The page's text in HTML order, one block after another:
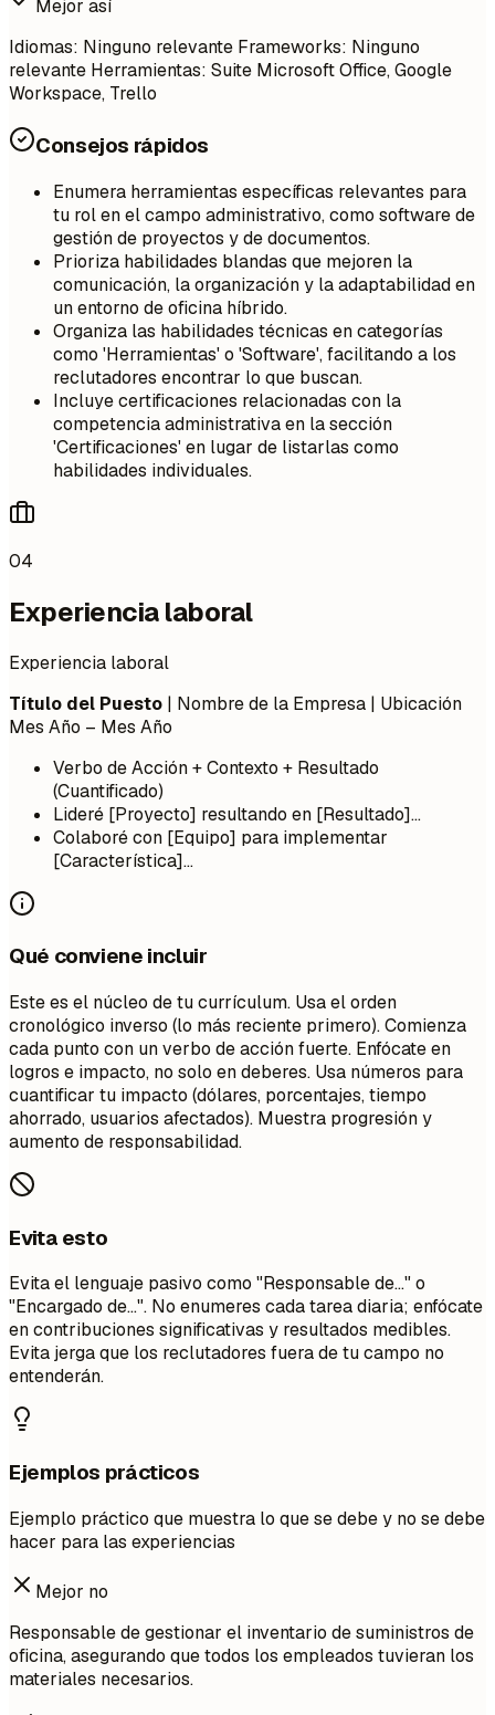
Mejor así
Idiomas: Ninguno relevante Frameworks: Ninguno
relevante Herramientas: Suite Microsoft Office, Google
Workspace, Trello
Consejos rápidos
Enumera herramientas específicas relevantes para
tu rol en el campo administrativo, como software de
gestión de proyectos y de documentos.
Prioriza habilidades blandas que mejoren la
comunicación, la organización y la adaptabilidad en
un entorno de oficina híbrido.
Organiza las habilidades técnicas en categorías
como 'Herramientas' o 'Software', facilitando a los
reclutadores encontrar lo que buscan.
Incluye certificaciones relacionadas con la
competencia administrativa en la sección
'Certificaciones' en lugar de listarlas como
habilidades individuales.
04
Experiencia laboral
Experiencia laboral
Título del Puesto | Nombre de la Empresa | Ubicación
Mes Año – Mes Año
Verbo de Acción + Contexto + Resultado
(Cuantificado)
Lideré [Proyecto] resultando en [Resultado]...
Colaboré con [Equipo] para implementar
[Característica]...
Qué conviene incluir
Este es el núcleo de tu currículum. Usa el orden
cronológico inverso (lo más reciente primero). Comienza
cada punto con un verbo de acción fuerte. Enfócate en
logros e impacto, no solo en deberes. Usa números para
cuantificar tu impacto (dólares, porcentajes, tiempo
ahorrado, usuarios afectados). Muestra progresión y
aumento de responsabilidad.
Evita esto
Evita el lenguaje pasivo como "Responsable de..." o
"Encargado de...". No enumeres cada tarea diaria; enfócate
en contribuciones significativas y resultados medibles.
Evita jerga que los reclutadores fuera de tu campo no
entenderán.
Ejemplos prácticos
Ejemplo práctico que muestra lo que se debe y no se debe
hacer para las experiencias
Mejor no
Responsable de gestionar el inventario de suministros de
oficina, asegurando que todos los empleados tuvieran los
materiales necesarios.